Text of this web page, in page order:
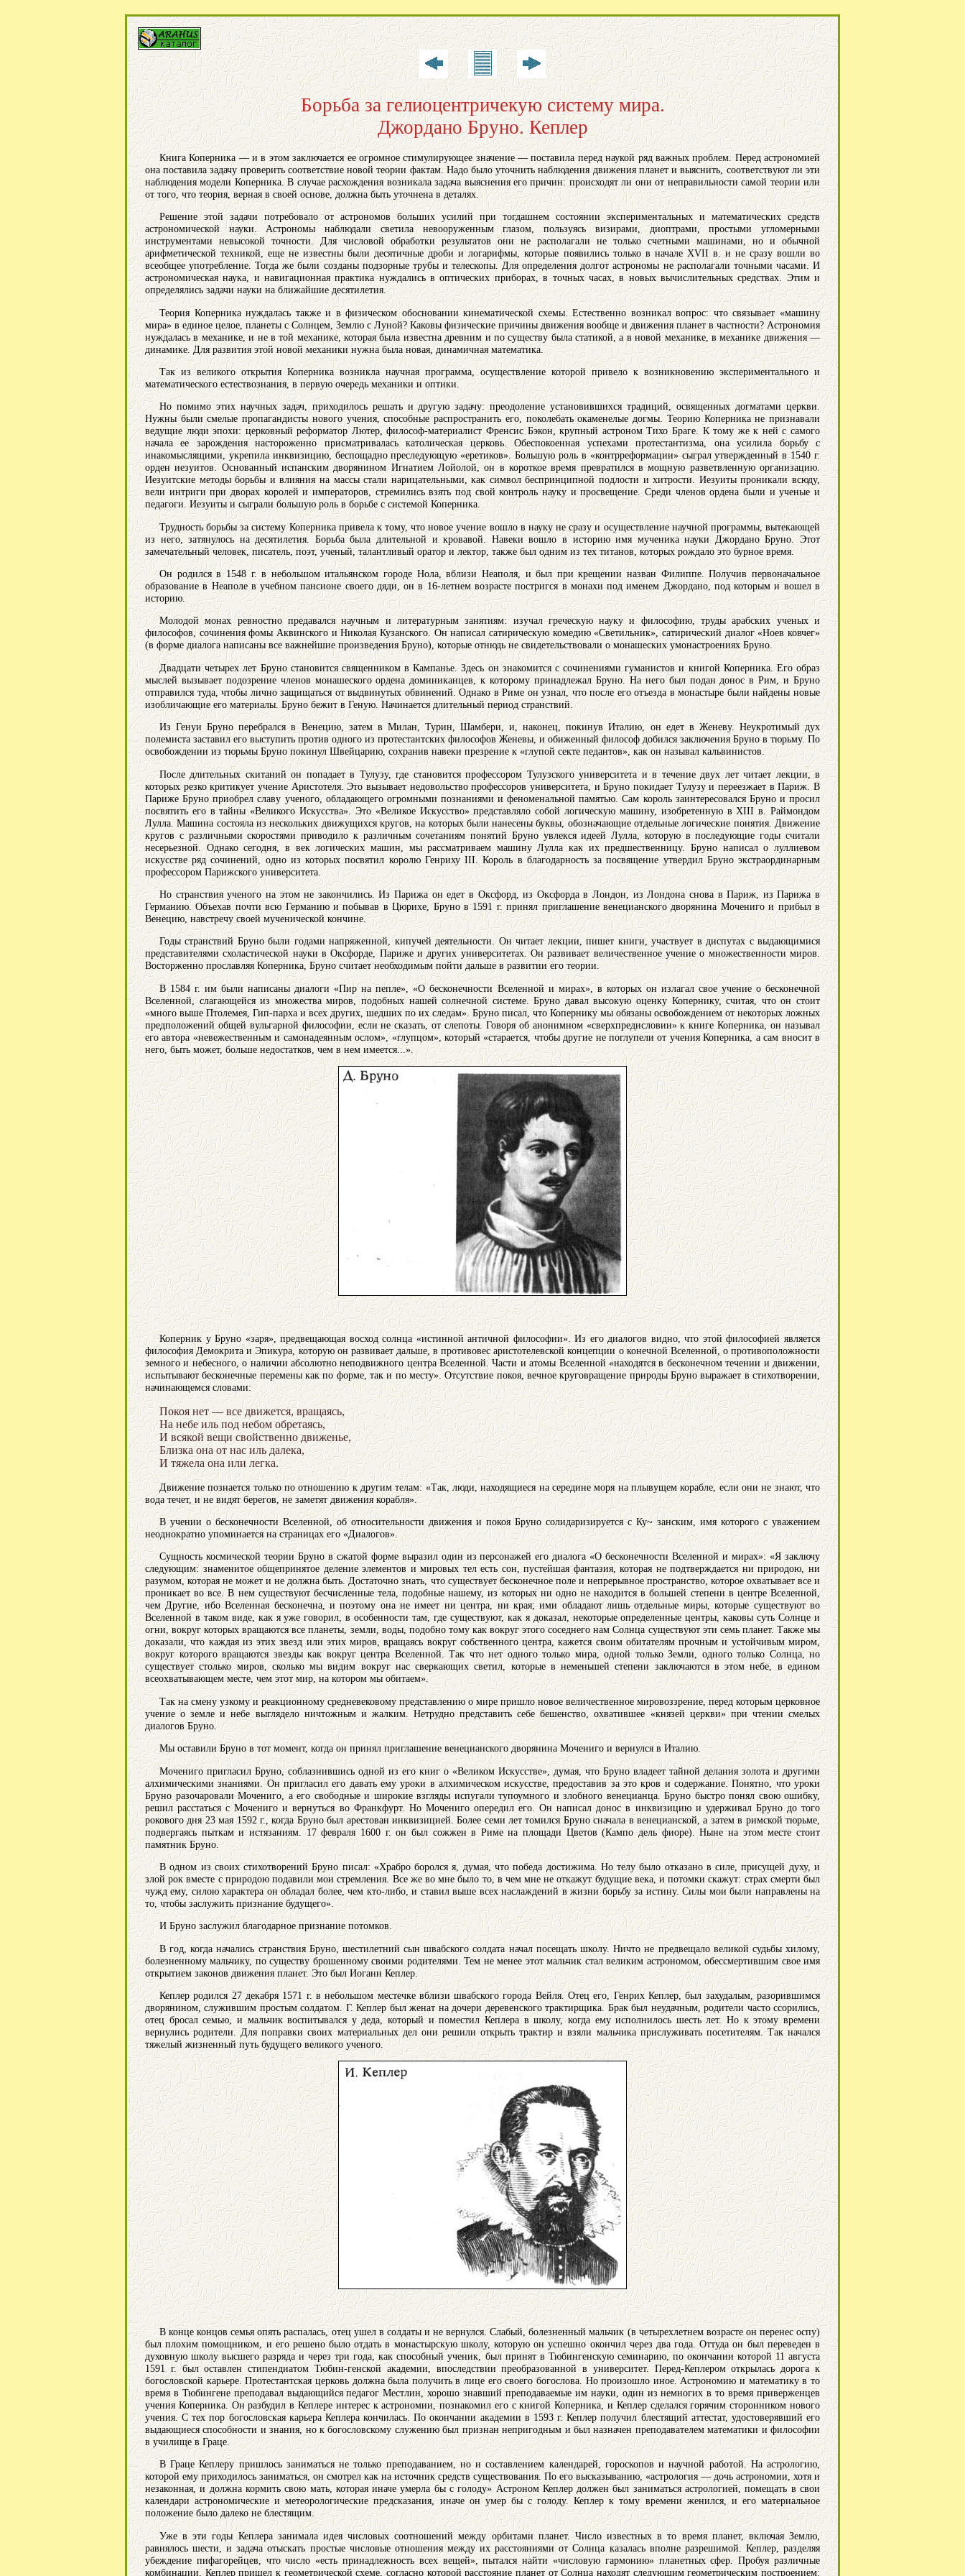
Борьба за гелиоцентричекую систему мира.
Джордано Бруно. Кеплер
Книга Коперника — и в этом заключается ее огромное стимулирующее значение — поставила перед наукой ряд важных проблем. Перед астрономией
она поставила задачу проверить соответствие новой теории фактам. Надо было уточнить наблюдения движения планет и выяснить, соответствуют ли эти
наблюдения модели Коперника. В случае расхождения возникала задача выяснения его причин: происходят ли они от неправильности самой теории или
от того, что теория, верная в своей основе, должна быть уточнена в деталях.
Решение этой задачи потребовало от астрономов больших усилий при тогдашнем состоянии экспериментальных и математических средств
астрономической науки. Астрономы наблюдали светила невооруженным глазом, пользуясь визирами, диоптрами, простыми угломерными
инструментами невысокой точности. Для числовой обработки результатов они не располагали не только счетными машинами, но и обычной
арифметической техникой, еще не известны были десятичные дроби и логарифмы, которые появились только в начале XVII в. и не сразу вошли во
всеобщее употребление. Тогда же были созданы подзорные трубы и телескопы. Для определения долгот астрономы не располагали точными часами. И
астрономическая наука, и навигационная практика нуждались в оптических приборах, в точных часах, в новых вычислительных средствах. Этим и
определялись задачи науки на ближайшие десятилетия.
Теория Коперника нуждалась также и в физическом обосновании кинематической схемы. Естественно возникал вопрос: что связывает «машину
мира» в единое целое, планеты с Солнцем, Землю с Луной? Каковы физические причины движения вообще и движения планет в частности? Астрономия
нуждалась в механике, и не в той механике, которая была известна древним и по существу была статикой, а в новой механике, в механике движения —
динамике. Для развития этой новой механики нужна была новая, динамичная математика.
Так из великого открытия Коперника возникла научная программа, осуществление которой привело к возникновению экспериментального и
математического естествознания, в первую очередь механики и оптики.
Но помимо этих научных задач, приходилось решать и другую задачу: преодоление установившихся традиций, освященных догматами церкви.
Нужны были смелые пропагандисты нового учения, способные распространить его, поколебать окаменелые догмы. Теорию Коперника не признавали
ведущие люди эпохи: церковный реформатор Лютер, философ-материалист Френсис Бэкон, крупный астроном Тихо Браге. К тому же к ней с самого
начала ее зарождения настороженно присматривалась католическая церковь. Обеспокоенная успехами протестантизма, она усилила борьбу с
инакомыслящими, укрепила инквизицию, беспощадно преследующую «еретиков». Большую роль в «контрреформации» сыграл утвержденный в 1540 г.
орден иезуитов. Основанный испанским дворянином Игнатием Лойолой, он в короткое время превратился в мощную разветвленную организацию.
Иезуитские методы борьбы и влияния на массы стали нарицательными, как символ беспринципной подлости и хитрости. Иезуиты проникали всюду,
вели интриги при дворах королей и императоров, стремились взять под свой контроль науку и просвещение. Среди членов ордена были и ученые и
педагоги. Иезуиты и сыграли большую роль в борьбе с системой Коперника.
Трудность борьбы за систему Коперника привела к тому, что новое учение вошло в науку не сразу и осуществление научной программы, вытекающей
из него, затянулось на десятилетия. Борьба была длительной и кровавой. Навеки вошло в историю имя мученика науки Джордано Бруно. Этот
замечательный человек, писатель, поэт, ученый, талантливый оратор и лектор, также был одним из тех титанов, которых рождало это бурное время.
Он родился в 1548 г. в небольшом итальянском городе Нола, вблизи Неаполя, и был при крещении назван Филиппе. Получив первоначальное
образование в Неаполе в учебном пансионе своего дяди, он в 16-летнем возрасте постригся в монахи под именем Джордано, под которым и вошел в
историю.
Молодой монах ревностно предавался научным и литературным занятиям: изучал греческую науку и философию, труды арабских ученых и
философов, сочинения фомы Аквинского и Николая Кузанского. Он написал сатирическую комедию «Светильник», сатирический диалог «Ноев ковчег»
(в форме диалога написаны все важнейшие произведения Бруно), которые отнюдь не свидетельствовали о монашеских умонастроениях Бруно.
Двадцати четырех лет Бруно становится священником в Кампанье. Здесь он знакомится с сочинениями гуманистов и книгой Коперника. Его образ
мыслей вызывает подозрение членов монашеского ордена доминиканцев, к которому принадлежал Бруно. На него был подан донос в Рим, и Бруно
отправился туда, чтобы лично защищаться от выдвинутых обвинений. Однако в Риме он узнал, что после его отъезда в монастыре были найдены новые
изобличающие его материалы. Бруно бежит в Геную. Начинается длительный период странствий.
Из Генуи Бруно перебрался в Венецию, затем в Милан, Турин, Шамбери, и, наконец, покинув Италию, он едет в Женеву. Неукротимый дух
полемиста заставил его выступить против одного из протестантских философов Женевы, и обиженный философ добился заключения Бруно в тюрьму. По
освобождении из тюрьмы Бруно покинул Швейцарию, сохранив навеки презрение к «глупой секте педантов», как он называл кальвинистов.
После длительных скитаний он попадает в Тулузу, где становится профессором Тулузского университета и в течение двух лет читает лекции, в
которых резко критикует учение Аристотеля. Это вызывает недовольство профессоров университета, и Бруно покидает Тулузу и переезжает в Париж. В
Париже Бруно приобрел славу ученого, обладающего огромными познаниями и феноменальной памятью. Сам король заинтересовался Бруно и просил
посвятить его в тайны «Великого Искусства». Это «Великое Искусство» представляло собой логическую машину, изобретенную в XIII в. Раймондом
Лулла. Машина состояла из нескольких движущихся кругов, на которых были нанесены буквы, обозначающие отдельные логические понятия. Движение
кругов с различными скоростями приводило к различным сочетаниям понятий Бруно увлекся идеей Лулла, которую в последующие годы считали
несерьезной. Однако сегодня, в век логических машин, мы рассматриваем машину Лулла как их предшественницу. Бруно написал о луллиевом
искусстве ряд сочинений, одно из которых посвятил королю Генриху III. Король в благодарность за посвящение утвердил Бруно экстраординарным
профессором Парижского университета.
Но странствия ученого на этом не закончились. Из Парижа он едет в Оксфорд, из Оксфорда в Лондон, из Лондона снова в Париж, из Парижа в
Германию. Объехав почти всю Германию и побывав в Цюрихе, Бруно в 1591 г. принял приглашение венецианского дворянина Мочениго и прибыл в
Венецию, навстречу своей мученической кончине.
Годы странствий Бруно были годами напряженной, кипучей деятельности. Он читает лекции, пишет книги, участвует в диспутах с выдающимися
представителями схоластической науки в Оксфорде, Париже и других университетах. Он развивает величественное учение о множественности миров.
Восторженно прославляя Коперника, Бруно считает необходимым пойти дальше в развитии его теории.
В 1584 г. им были написаны диалоги «Пир на пепле», «О бесконечности Вселенной и мирах», в которых он излагал свое учение о бесконечной
Вселенной, слагающейся из множества миров, подобных нашей солнечной системе. Бруно давал высокую оценку Копернику, считая, что он стоит
«много выше Птолемея, Гип-парха и всех других, шедших по их следам». Бруно писал, что Копернику мы обязаны освобождением от некоторых ложных
предположений общей вульгарной философии, если не сказать, от слепоты. Говоря об анонимном «сверхпредисловии» к книге Коперника, он называл
его автора «невежественным и самонадеянным ослом», «глупцом», который «старается, чтобы другие не поглупели от учения Коперника, а сам вносит в
него, быть может, больше недостатков, чем в нем имеется...».
Коперник у Бруно «заря», предвещающая восход солнца «истинной античной философии». Из его диалогов видно, что этой философией является
философия Демокрита и Эпикура, которую он развивает дальше, в противовес аристотелевской концепции о конечной Вселенной, о противоположности
земного и небесного, о наличии абсолютно неподвижного центра Вселенной. Части и атомы Вселенной «находятся в бесконечном течении и движении,
испытывают бесконечные перемены как по форме, так и по месту». Отсутствие покоя, вечное круговращение природы Бруно выражает в стихотворении,
начинающемся словами:
     Покоя нет — все движется, вращаясь,
     На небе иль под небом обретаясь,
     И всякой вещи свойственно движенье,
     Близка она от нас иль далека,
Движение познается только по отношению к другим телам: «Так, люди, находящиеся на середине моря на плывущем корабле, если они не знают, что
вода течет, и не видят берегов, не заметят движения корабля».
В учении о бесконечности Вселенной, об относительности движения и покоя Бруно солидаризируется с Ку~ занским, имя которого с уважением
неоднократно упоминается на страницах его «Диалогов».
Сущность космической теории Бруно в сжатой форме выразил один из персонажей его диалога «О бесконечности Вселенной и мирах»: «Я заключу
следующим: знаменитое общепринятое деление элементов и мировых тел есть сон, пустейшая фантазия, которая не подтверждается ни природою, ни
разумом, которая не может и не должна быть. Достаточно знать, что существует бесконечное поле и непрерывное пространство, которое охватывает все и
проникает во все. В нем существуют бесчисленные тела, подобные нашему, из которых ни одно не находится в большей степени в центре Вселенной,
чем Другие, ибо Вселенная бесконечна, и поэтому она не имеет ни центра, ни края; ими обладают лишь отдельные миры, которые существуют во
Вселенной в таком виде, как я уже говорил, в особенности там, где существуют, как я доказал, некоторые определенные центры, каковы суть Солнце и
огни, вокруг которых вращаются все планеты, земли, воды, подобно тому как вокруг этого соседнего нам Солнца существуют эти семь планет. Также мы
доказали, что каждая из этих звезд или этих миров, вращаясь вокруг собственного центра, кажется своим обитателям прочным и устойчивым миром,
вокруг которого вращаются звезды как вокруг центра Вселенной. Так что нет одного только мира, одной только Земли, одного только Солнца, но
существует столько миров, сколько мы видим вокруг нас сверкающих светил, которые в неменьшей степени заключаются в этом небе, в едином
всеохватывающем месте, чем этот мир, на котором мы обитаем».
Так на смену узкому и реакционному средневековому представлению о мире пришло новое величественное мировоззрение, перед которым церковное
учение о земле и небе выглядело ничтожным и жалким. Нетрудно представить себе бешенство, охватившее «князей церкви» при чтении смелых
диалогов Бруно.
Мы оставили Бруно в тот момент, когда он принял приглашение венецианского дворянина Мочениго и вернулся в Италию.
Мочениго пригласил Бруно, соблазнившись одной из его книг о «Великом Искусстве», думая, что Бруно владеет тайной делания золота и другими
алхимическими знаниями. Он пригласил его давать ему уроки в алхимическом искусстве, предоставив за это кров и содержание. Понятно, что уроки
Бруно разочаровали Мочениго, а его свободные и широкие взгляды испугали тупоумного и злобного венецианца. Бруно быстро понял свою ошибку,
решил расстаться с Мочениго и вернуться во Франкфурт. Но Мочениго опередил его. Он написал донос в инквизицию и удерживал Бруно до того
рокового дня 23 мая 1592 г., когда Бруно был арестован инквизицией. Более семи лет томился Бруно сначала в венецианской, а затем в римской тюрьме,
подвергаясь пыткам и истязаниям. 17 февраля 1600 г. он был сожжен в Риме на площади Цветов (Кампо дель фиоре). Ныне на этом месте стоит
памятник Бруно.
В одном из своих стихотворений Бруно писал: «Храбро боролся я, думая, что победа достижима. Но телу было отказано в силе, присущей духу, и
злой рок вместе с природою подавили мои стремления. Все же во мне было то, в чем мне не откажут будущие века, и потомки скажут: страх смерти был
чужд ему, силою характера он обладал более, чем кто-либо, и ставил выше всех наслаждений в жизни борьбу за истину. Силы мои были направлены на
то, чтобы заслужить признание будущего».
И Бруно заслужил благодарное признание потомков.
В год, когда начались странствия Бруно, шестилетний сын швабского солдата начал посещать школу. Ничто не предвещало великой судьбы хилому,
болезненному мальчику, по существу брошенному своими родителями. Тем не менее этот мальчик стал великим астрономом, обессмертившим свое имя
открытием законов движения планет. Это был Иоганн Кеплер.
Кеплер родился 27 декабря 1571 г. в небольшом местечке вблизи швабского города Вейля. Отец его, Генрих Кеплер, был захудалым, разорившимся
дворянином, служившим простым солдатом. Г. Кеплер был женат на дочери деревенского трактирщика. Брак был неудачным, родители часто ссорились,
отец бросал семью, и мальчик воспитывался у деда, который и поместил Кеплера в школу, когда ему исполнилось шесть лет. Но к этому времени
вернулись родители. Для поправки своих материальных дел они решили открыть трактир и взяли мальчика прислуживать посетителям. Так начался
тяжелый жизненный путь будущего великого ученого.
В конце концов семья опять распалась, отец ушел в солдаты и не вернулся. Слабый, болезненный мальчик (в четырехлетнем возрасте он перенес оспу)
был плохим помощником, и его решено было отдать в монастырскую школу, которую он успешно окончил через два года. Оттуда он был переведен в
духовную школу высшего разряда и через три года, как способный ученик, был принят в Тюбингенскую семинарию, по окончании которой 11 августа
1591 г. был оставлен стипендиатом Тюбин-генской академии, впоследствии преобразованной в университет. Перед-Кеплером открылась дорога к
богословской карьере. Протестантская церковь должна была получить в лице его своего богослова. Но произошло иное. Астрономию и математику в то
время в Тюбингене преподавал выдающийся педагог Местлин, хорошо знавший преподаваемые им науки, один из немногих в то время приверженцев
учения Коперника. Он разбудил в Кеплере интерес к астрономии, познакомил его с книгой Коперника, и Кеплер сделался горячим сторонником нового
учения. С тех пор богословская карьера Кеплера кончилась. По окончании академии в 1593 г. Кеплер получил блестящий аттестат, удостоверявший его
выдающиеся способности и знания, но к богословскому служению был признан непригодным и был назначен преподавателем математики и философии
в училище в Граце.
В Граце Кеплеру пришлось заниматься не только преподаванием, но и составлением календарей, гороскопов и научной работой. На астрологию,
которой ему приходилось заниматься, он смотрел как на источник средств существования. По его высказыванию, «астрология — дочь астрономии, хотя и
незаконная, и должна кормить свою мать, которая иначе умерла бы с голоду» Астроном Кеплер должен был заниматься астрологией, помещать в свои
календари астрономические и метеорологические предсказания, иначе он умер бы с голоду. Кеплер к тому времени женился, и его материальное
положение было далеко не блестящим.
Уже в эти годы Кеплера занимала идея числовых соотношений между орбитами планет. Число известных в то время планет, включая Землю,
равнялось шести, и задача отыскать простые числовые отношения между их расстояниями от Солнца казалась вполне разрешимой. Кеплер, разделяя
убеждение пифагорейцев, что число «есть принадлежность всех вещей», пытался найти «числовую гармонию» планетных сфер. Пробуя различные
комбинации, Кеплер пришел к геометрической схеме, согласно которой расстояние планет от Солнца находят следующим геометрическим построением: